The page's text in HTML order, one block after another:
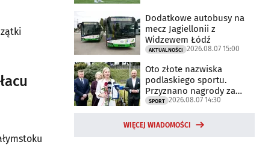
Dodatkowe autobusy na
mecz Jagiellonii z
Widzewem Łódź
AKTUALNOŚCI 2026.08.07 15:00
Oto złote nazwiska
podlaskiego sportu.
Przyznano nagrody za
2025 rok
SPORT 2026.08.07 14:30
WIĘCEJ WIADOMOŚCI